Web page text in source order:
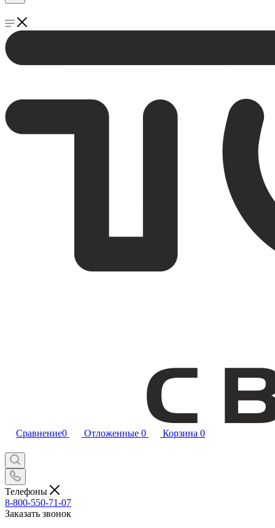
Сравнение0 Отложенные 0 Корзина 0
Телефоны
8-800-550-71-07
Заказать звонок